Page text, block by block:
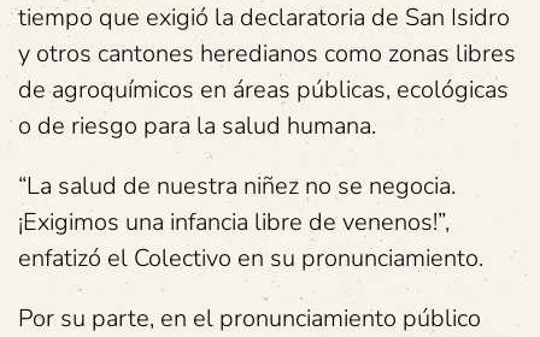
tiempo que exigió la declaratoria de San Isidro
y otros cantones heredianos como zonas libres
de agroquímicos en áreas públicas, ecológicas
o de riesgo para la salud humana.
“La salud de nuestra niñez no se negocia.
¡Exigimos una infancia libre de venenos!”,
enfatizó el Colectivo en su pronunciamiento.
Por su parte, en el pronunciamiento público